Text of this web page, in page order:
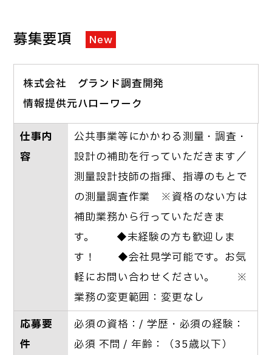
募集要項 New
株式会社 グランド調査開発
情報提供元ハローワーク
仕事内
容
公共事業等にかかわる測量・調査・
設計の補助を行っていただきます／
測量設計技師の指揮、指導のもとで
の測量調査作業 ※資格のない方は
補助業務から行っていただきま
す。 ◆未経験の方も歓迎しま
す！ ◆会社見学可能です。お気
軽にお問い合わせください。 ※
業務の変更範囲：変更なし
応募要
件
必須の資格：/ 学歴・必須の経験：
必須 不問 / 年齢：（35歳以下）